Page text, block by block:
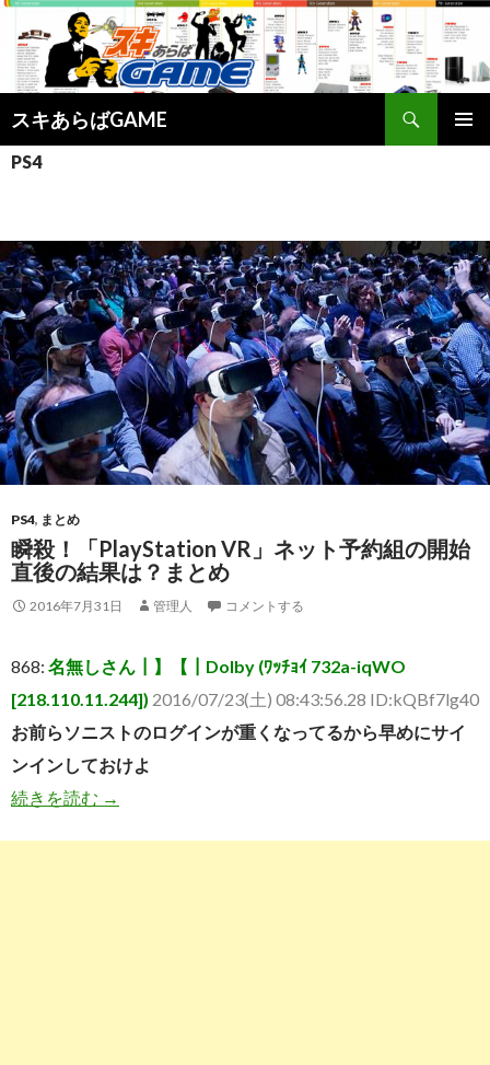
スキあらばGAME
索
ン
ツ
へ
ス
キ
ッ
プ
PS4
PS4, まとめ
瞬殺！「PlayStation VR」ネット予約組の開始
直後の結果は？まとめ
2016年7月31日 管理人 コメントする
868: 名無しさん┃】【┃Dolby (ﾜｯﾁｮｲ 732a-iqWO
[218.110.11.244]) 2016/07/23(土) 08:43:56.28 ID:kQBf7lg40
お前らソニストのログインが重くなってるから早めにサイ
ンインしておけよ
続きを読む 瞬殺！「PlayStation VR」ネット予約組の開始直
→